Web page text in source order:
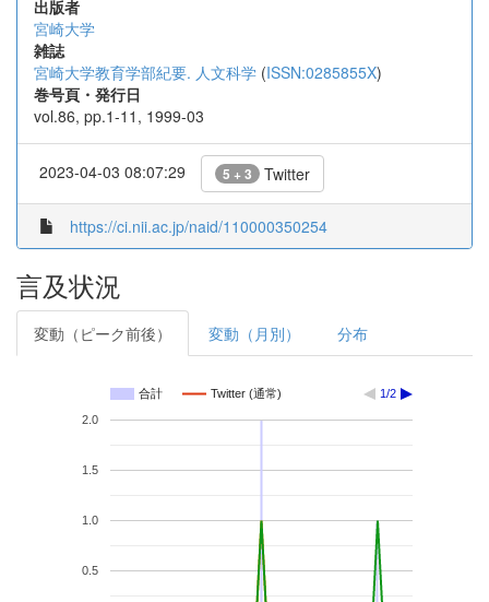
出版者
宮崎大学
雑誌
宮崎大学教育学部紀要. 人文科学 (ISSN:0285855X)
巻号頁・発行日
vol.86, pp.1-11, 1999-03
2023-04-03 08:07:29 5 + 3 Twitter
https://ci.nii.ac.jp/naid/110000350254
言及状況
変動（ピーク前後） 変動（月別） 分布
合計 Twitter (通常) 1/2
0.5
1.0
1.5
2.0